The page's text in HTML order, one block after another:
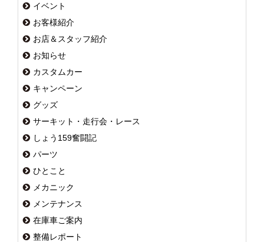
イベント
お客様紹介
お店＆スタッフ紹介
お知らせ
カスタムカー
キャンペーン
グッズ
サーキット・走行会・レース
しょう159奮闘記
パーツ
ひとこと
メカニック
メンテナンス
在庫車ご案内
整備レポート